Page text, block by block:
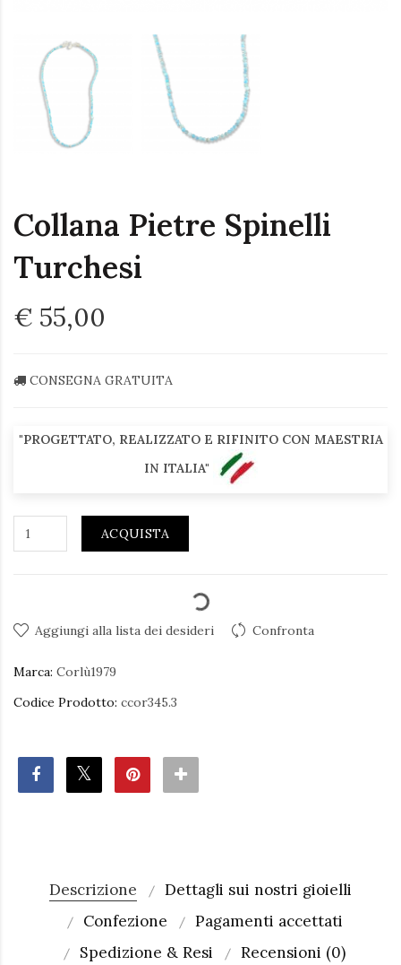
Collana Pietre Spinelli
Turchesi
€ 55,00
CONSEGNA GRATUITA
"PROGETTATO, REALIZZATO E RIFINITO CON MAESTRIA
IN ITALIA"
ACQUISTA
Aggiungi alla lista dei desideri Confronta
Marca: Corlù1979
Codice Prodotto: ccor345.3
Descrizione
Dettagli sui nostri gioielli
Confezione
Pagamenti accettati
Spedizione & Resi
Recensioni (0)